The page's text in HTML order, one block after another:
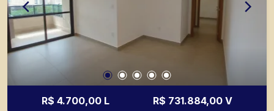
R$ 4.700,00 L R$ 731.884,00 V